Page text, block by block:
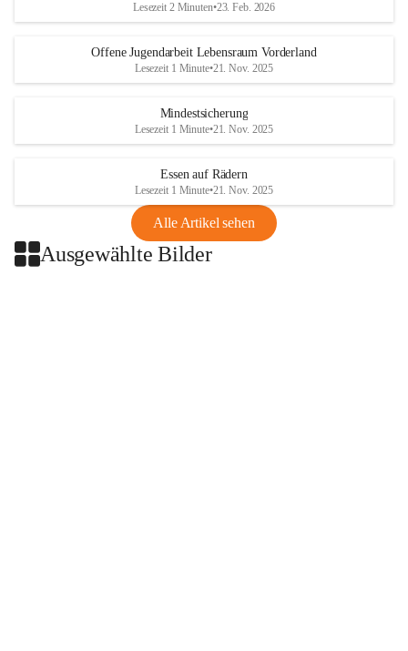
Lesezeit 2 Minuten•23. Feb. 2026
Offene Jugendarbeit Lebensraum Vorderland
Lesezeit 1 Minute•21. Nov. 2025
Mindestsicherung
Lesezeit 1 Minute•21. Nov. 2025
Essen auf Rädern
Lesezeit 1 Minute•21. Nov. 2025
Alle Artikel sehen
Ausgewählte Bilder